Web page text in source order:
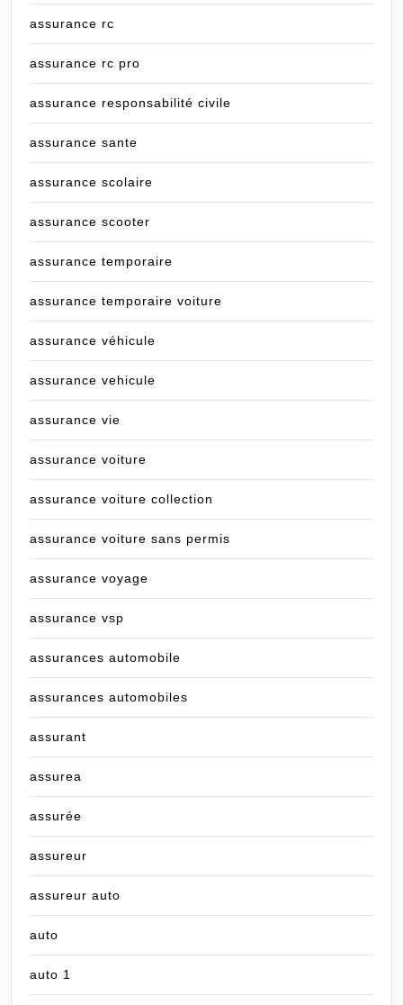
assurance rc
assurance rc pro
assurance responsabilité civile
assurance sante
assurance scolaire
assurance scooter
assurance temporaire
assurance temporaire voiture
assurance véhicule
assurance vehicule
assurance vie
assurance voiture
assurance voiture collection
assurance voiture sans permis
assurance voyage
assurance vsp
assurances automobile
assurances automobiles
assurant
assurea
assurée
assureur
assureur auto
auto
auto 1